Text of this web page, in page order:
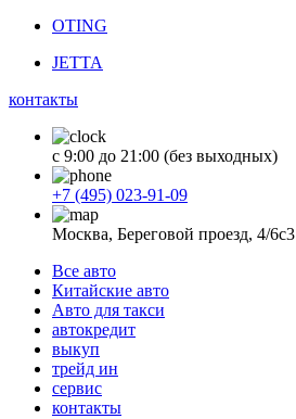
OTING
JETTA
контакты
с 9:00 до 21:00 (без выходных)
+7 (495) 023-91-09
Москва, Береговой проезд, 4/6с3
Все авто
Китайские авто
Авто для такси
автокредит
выкуп
трейд ин
сервис
контакты